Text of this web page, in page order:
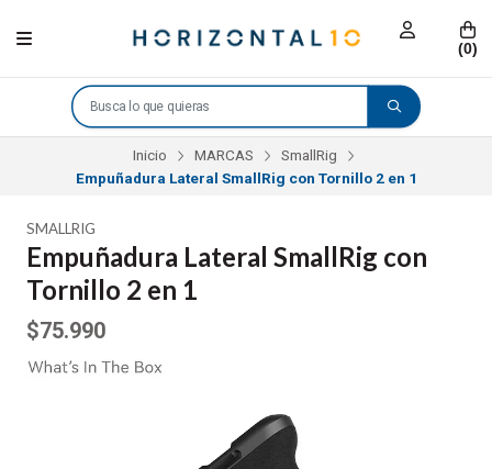
(0)
Inicio MARCAS
SmallRig
Empuñadura Lateral SmallRig con Tornillo 2 en 1
SMALLRIG
Empuñadura Lateral SmallRig con
Tornillo 2 en 1
$75.990